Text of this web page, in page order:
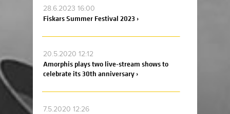
28.6.2023 16:00
Fiskars Summer Festival 2023 ›
20.5.2020 12:12
Amorphis plays two live-stream shows to
celebrate its 30th anniversary ›
7.5.2020 12:26